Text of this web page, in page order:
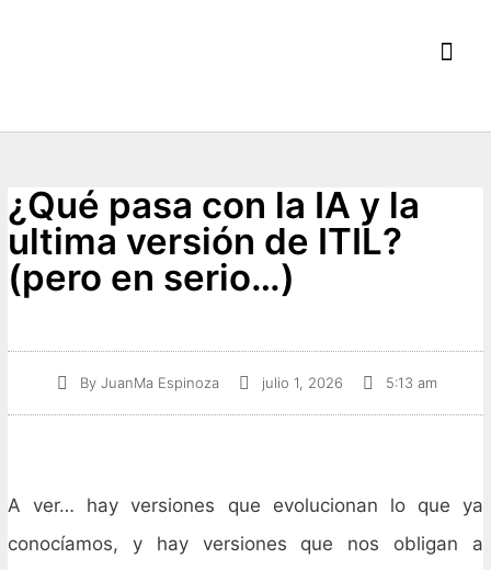
¿Qué pasa con la IA y la
ultima versión de ITIL?
(pero en serio…)
By JuanMa Espinoza julio 1, 2026 5:13 am
A ver… hay versiones que evolucionan lo que ya
conocíamos, y hay versiones que nos obligan a